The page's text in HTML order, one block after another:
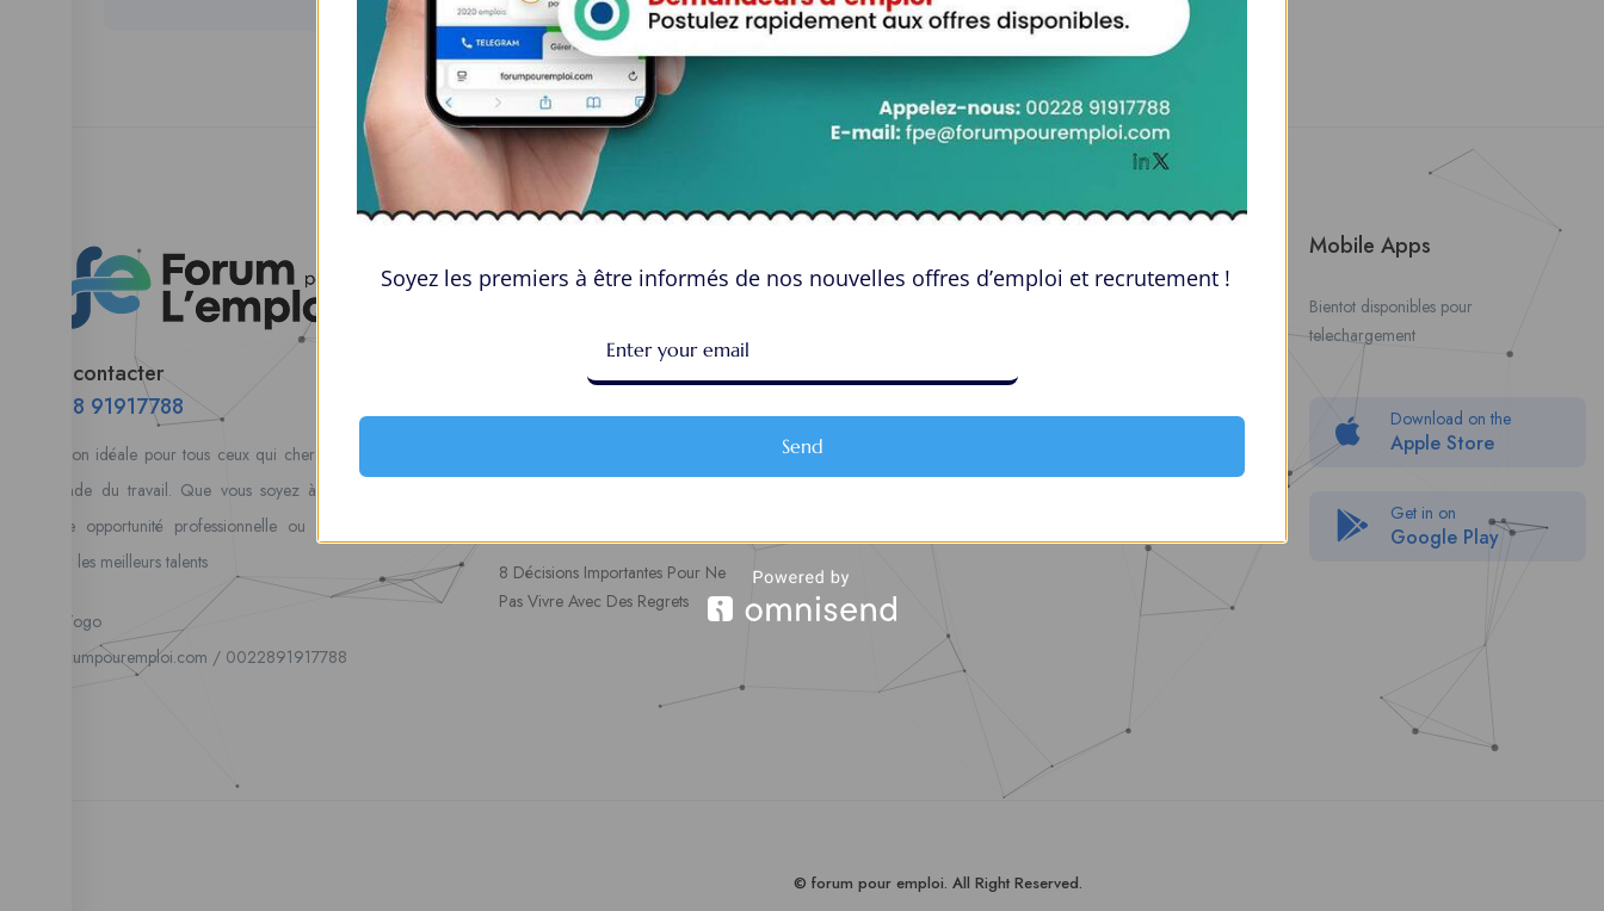
Nous contacter
00228 91917788
la solution idéale pour tous ceux qui cherchent à se connecter
au monde du travail. Que vous soyez à la recherche d’une
nouvelle opportunité professionnelle ou que vous souhaitiez
recruter les meilleurs talents
Lome, Togo
fpe@forumpouremploi.com / 0022891917788
Tableau de Bord
Alertes d’Emploi
Postuler en ligne : 5 erreurs
8 Décisions Importantes Pour Ne
Pas Vivre Avec Des Regrets
soumettre une offre d’emploi
Actualités
FAQ
Mobile Apps
Bientot disponibles pour
telechargement
Download on the
Apple Store
Get in on
Google Play
© forum pour emploi. All Right Reserved.
Soyez les premiers à être informés de nos nouvelles offres d’emploi et recrutement !
Send